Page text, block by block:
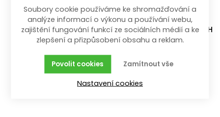
dnů
– + 191 689,00Kčs DPH
Koupit
skladem - doručení do 10 pracovních dnů
Soubory cookie používáme ke shromažďování a
analýze informací o výkonu a používání webu,
zajištění fungování funkcí ze sociálních médií a ke
zlepšení a přizpůsobení obsahu a reklam.
Zamítnout vše
Povolit cookies
Nastavení cookies